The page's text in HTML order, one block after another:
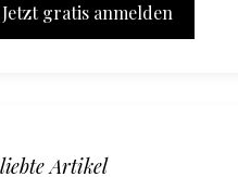
Jetzt gratis anmelden
Artikel